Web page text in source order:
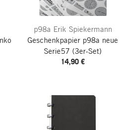
p98a Erik Spiekermann
Geschenkpapier p98a neue
Serie57 (3er-Set)
14,90 €